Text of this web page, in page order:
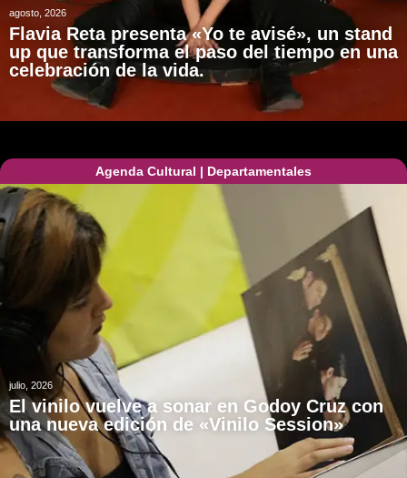
agosto, 2026
Flavia Reta presenta «Yo te avisé», un stand
up que transforma el paso del tiempo en una
celebración de la vida.
Agenda Cultural | Departamentales
julio, 2026
El vinilo vuelve a sonar en Godoy Cruz con
una nueva edición de «Vinilo Session»